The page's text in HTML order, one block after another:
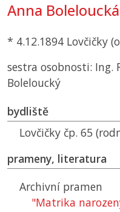
Anna Boleloucká
* 4.12.1894 Lovčičky
sestra osobnosti: Ing.
Boleloucký
bydliště
Lovčičky čp. 65
prameny, literatura
Archivní pramen
"Matrika